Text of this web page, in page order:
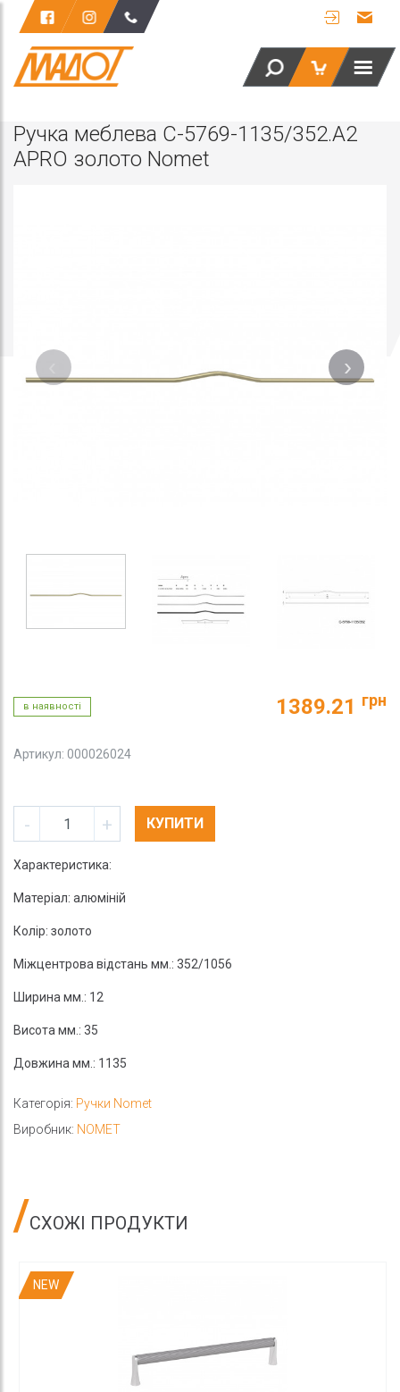
Ручка меблева C-5769-1135/352.A2
APRO золото Nomet
в наявності 1389.21 грн
Артикул: 000026024
- + КУПИТИ
Характеристика:
Матеріал: алюміній
Колір: золото
Міжцентрова відстань мм.: 352/1056
Ширина мм.: 12
Висота мм.: 35
Довжина мм.: 1135
Категорія: Ручки Nomet
Виробник: NOMET
СХОЖІ ПРОДУКТИ
NEW